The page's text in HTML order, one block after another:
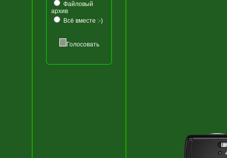
Файловый
архив
Всё вместе :-)
Голосовать